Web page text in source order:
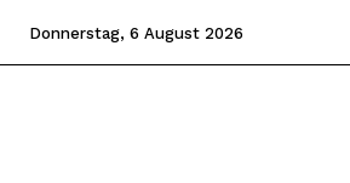
Donnerstag, 6 August 2026